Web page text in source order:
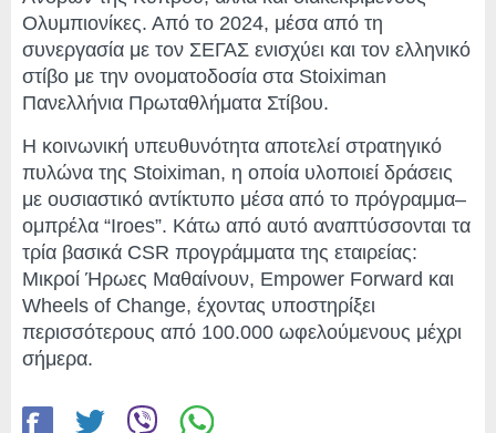
Ολυμπιονίκες. Από το 2024, μέσα από τη
συνεργασία με τον ΣΕΓΑΣ ενισχύει και τον ελληνικό
στίβο με την ονοματοδοσία στα Stoiximan
Πανελλήνια Πρωταθλήματα Στίβου.
Η κοινωνική υπευθυνότητα αποτελεί στρατηγικό
πυλώνα της Stoiximan, η οποία υλοποιεί δράσεις
με ουσιαστικό αντίκτυπο μέσα από το πρόγραμμα–
ομπρέλα “Iroes”. Κάτω από αυτό αναπτύσσονται τα
τρία βασικά CSR προγράμματα της εταιρείας:
Μικροί Ήρωες Μαθαίνουν, Empower Forward και
Wheels of Change, έχοντας υποστηρίξει
περισσότερους από 100.000 ωφελούμενους μέχρι
σήμερα.